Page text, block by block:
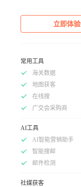
立即体验
常用工具
海关数据
地图获客
在线搜
广交会采购商
AI工具
AI智能营销助手
智能搜邮
邮件检测
社媒获客